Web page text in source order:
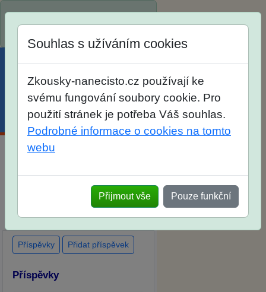
Menu Účet Košík
po skutečných přijímacích
zkouškách
Souhlas s užíváním cookies
Zkousky-nanecisto.cz používají ke
svému fungování soubory cookie. Pro
použití stránek je potřeba Váš souhlas.
Podrobné informace o cookies na tomto
webu
Přijmout vše Pouze funkční
Příspěvky Přidat příspěvek
Příspěvky